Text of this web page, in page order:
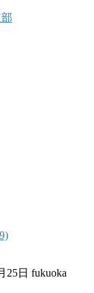
25日 fukuoka